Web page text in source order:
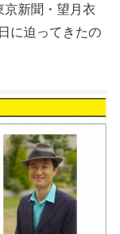
京新聞・望月衣
に迫ってきたの